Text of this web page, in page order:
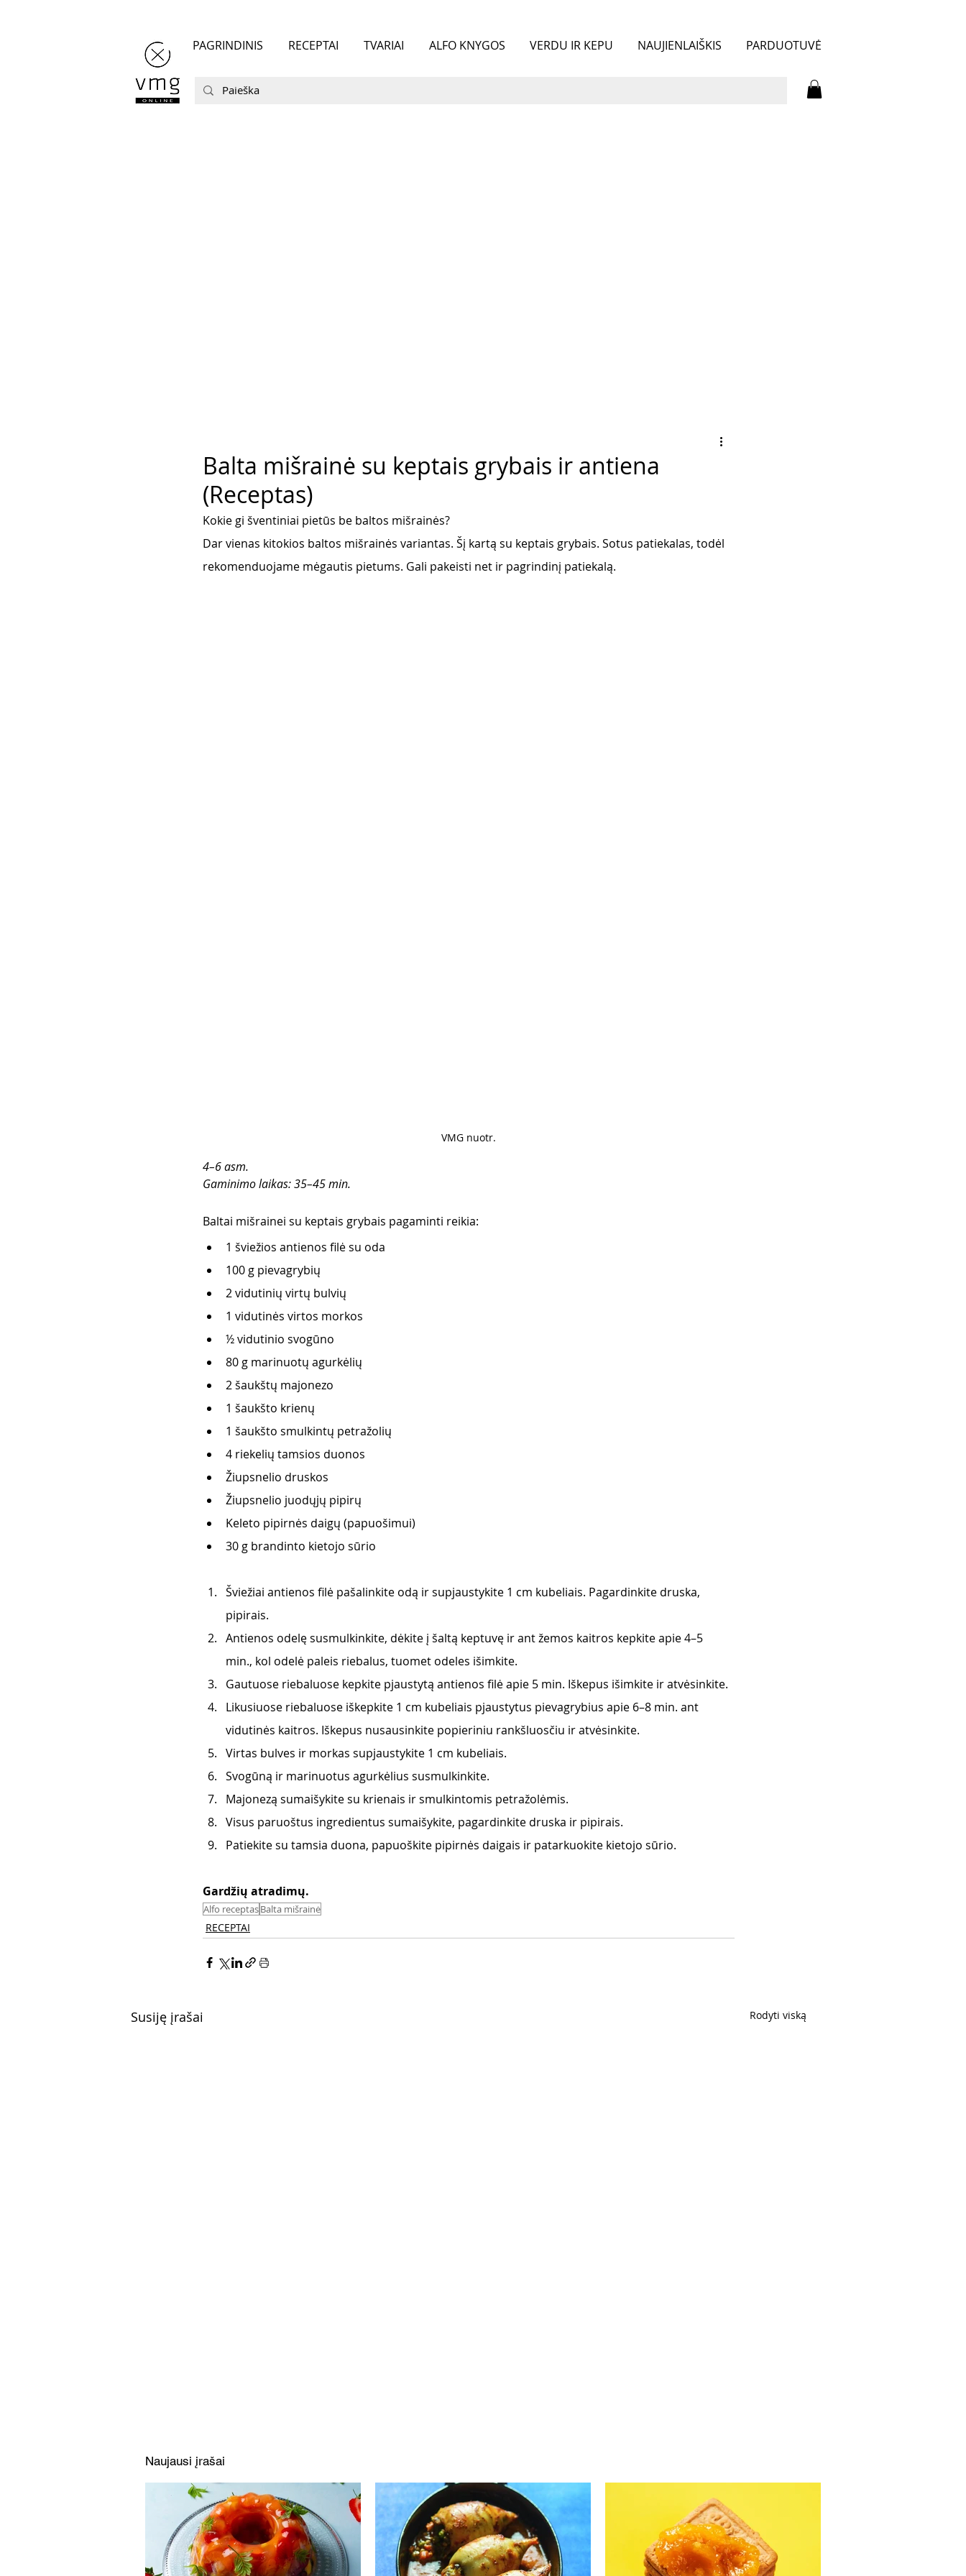
PAGRINDINIS RECEPTAI TVARIAI ALFO KNYGOS VERDU IR KEPU NAUJIENLAIŠKIS PARDUOTUVĖ
Balta mišrainė su keptais grybais ir antiena
(Receptas)
Kokie gi šventiniai pietūs be baltos mišrainės?
Dar vienas kitokios baltos mišrainės variantas. Šį kartą su keptais grybais. Sotus patiekalas, todėl
rekomenduojame mėgautis pietums. Gali pakeisti net ir pagrindinį patiekalą.
VMG nuotr.
4–6 asm.
Gaminimo laikas: 35–45 min.
Baltai mišrainei su keptais grybais pagaminti reikia:
1 šviežios antienos filė su oda
100 g pievagrybių
2 vidutinių virtų bulvių
1 vidutinės virtos morkos
½ vidutinio svogūno
80 g marinuotų agurkėlių
2 šaukštų majonezo
1 šaukšto krienų
1 šaukšto smulkintų petražolių
4 riekelių tamsios duonos
Žiupsnelio druskos
Žiupsnelio juodųjų pipirų
Keleto pipirnės daigų (papuošimui)
30 g brandinto kietojo sūrio
Šviežiai antienos filė pašalinkite odą ir supjaustykite 1 cm kubeliais. Pagardinkite druska,
pipirais.
Antienos odelę susmulkinkite, dėkite į šaltą keptuvę ir ant žemos kaitros kepkite apie 4–5
min., kol odelė paleis riebalus, tuomet odeles išimkite.
Gautuose riebaluose kepkite pjaustytą antienos filė apie 5 min. Iškepus išimkite ir atvėsinkite.
Likusiuose riebaluose iškepkite 1 cm kubeliais pjaustytus pievagrybius apie 6–8 min. ant
vidutinės kaitros. Iškepus nusausinkite popieriniu rankšluosčiu ir atvėsinkite.
Virtas bulves ir morkas supjaustykite 1 cm kubeliais.
Svogūną ir marinuotus agurkėlius susmulkinkite.
Majonezą sumaišykite su krienais ir smulkintomis petražolėmis.
Visus paruoštus ingredientus sumaišykite, pagardinkite druska ir pipirais.
Patiekite su tamsia duona, papuoškite pipirnės daigais ir patarkuokite kietojo sūrio.
Gardžių atradimų.
Alfo receptasBalta mišrainė
RECEPTAI
Susiję įrašai Rodyti viską
Naujausi įrašai